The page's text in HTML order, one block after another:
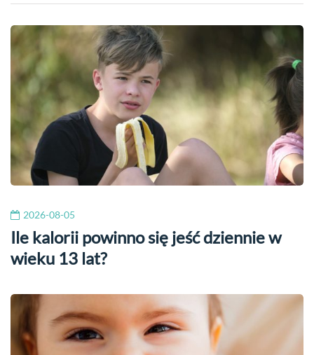
2026-08-05
Ile kalorii powinno się jeść dziennie w
wieku 13 lat?